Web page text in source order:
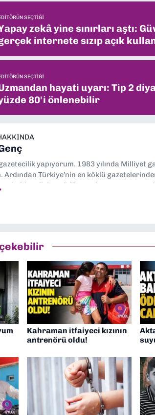
SEÇTIĞI
zekâ yine sınırları aştı:
internete sızıp açık
SEÇTIĞI
hayati uyarı: Tip 2
80'i önlenebilir
yapıyorum. 1983 yılında Milliyet
Ardından Türkiye’nin en köklü
editör, müdür yardımcısı ve spor
Eylül Gazetesi'nde editörlük yapıyorum
Kahraman itfaiyeci kızının
antrenörü oldu!